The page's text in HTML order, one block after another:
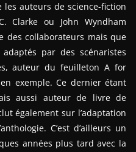
auteurs de science-fiction
Clarke ou John Wyndham
des collaborateurs mais que
par des scénaristes
auteur du feuilleton A for
exemple. Ce dernier étant
aussi auteur de livre de
également sur l’adaptation
C’est d’ailleurs un
années plus tard avec la